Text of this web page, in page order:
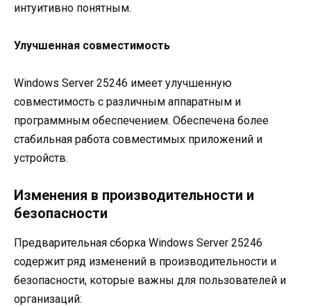
интуитивно понятным.
Улучшенная совместимость
Windows Server 25246 имеет улучшенную
совместимость с различным аппаратным и
программным обеспечением. Обеспечена более
стабильная работа совместимых приложений и
устройств.
Изменения в производительности и
безопасности
Предварительная сборка Windows Server 25246
содержит ряд изменений в производительности и
безопасности, которые важны для пользователей и
организаций: